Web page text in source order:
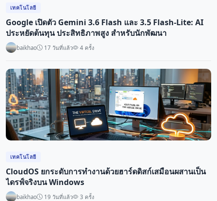
เทคโนโลยี
Google เปิดตัว Gemini 3.6 Flash และ 3.5 Flash-Lite: AI
ประหยัดต้นทุน ประสิทธิภาพสูง สำหรับนักพัฒนา
baikhao 17 วันที่แล้ว 4 ครั้ง
เทคโนโลยี
CloudOS ยกระดับการทำงานด้วยฮาร์ดดิสก์เสมือนผสานเป็น
ไดรฟ์จริงบน Windows
baikhao 19 วันที่แล้ว 3 ครั้ง